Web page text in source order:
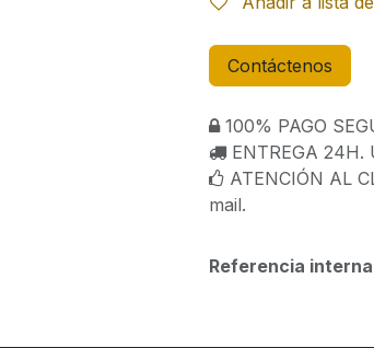
Contáctenos
100% PAGO
ENTREGA 24H.
ATENCIÓN AL
mail.
Referencia